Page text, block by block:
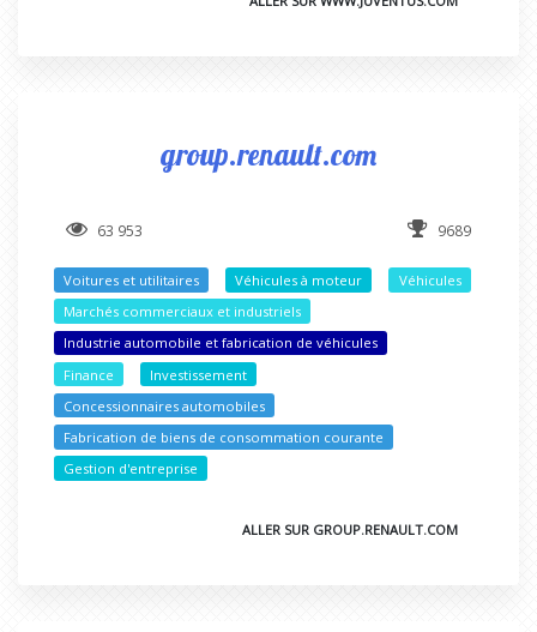
group.renault.com
63 953 9689
Voitures et utilitaires Véhicules à moteur
Véhicules
Marchés commerciaux et industriels
Industrie automobile et fabrication de véhicules
Finance
Investissement
Concessionnaires automobiles
Fabrication de biens de consommation courante
Gestion d'entreprise
ALLER SUR GROUP.RENAULT.COM